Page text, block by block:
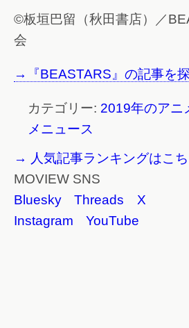
©板垣巴留（秋田書店）／
会
→『BEASTARS』の記事を
カテゴリー: 2019年のアニ
メニュース
→ 人気記事ランキングはこち
MOVIEW SNS
Bluesky
Threads
X
Instagram
YouTube